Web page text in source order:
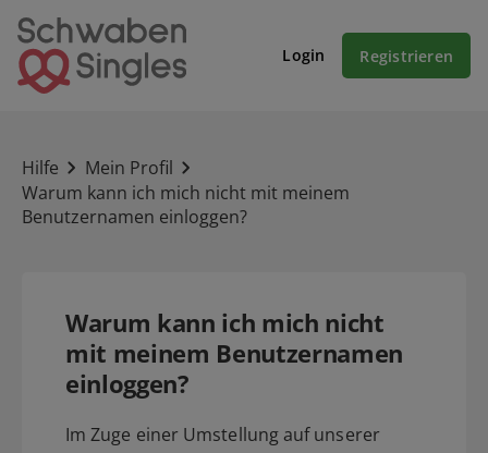
Login Registrieren
Hilfe
Mein Profil
Warum kann ich mich nicht mit meinem
Benutzernamen einloggen?
Warum kann ich mich nicht
mit meinem Benutzernamen
einloggen?
Im Zuge einer Umstellung auf unserer